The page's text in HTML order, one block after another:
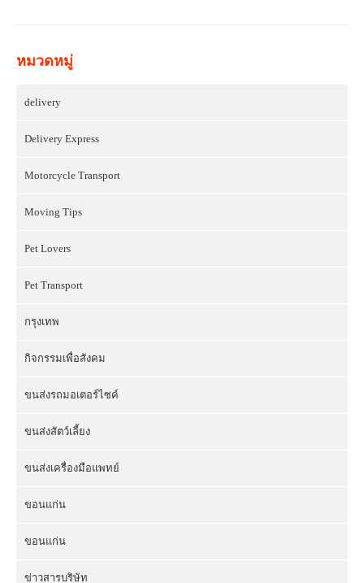
หมวดหมู่
delivery
Delivery Express
Motorcycle Transport
Moving Tips
Pet Lovers
Pet Transport
กรุงเทพ
กิจกรรมเพื่อสังคม
ขนส่งรถมอเตอร์ไซค์
ขนส่งสัตว์เลี้ยง
ขนส่งเครื่องมือแพทย์
ขอนแก่น
ขอนแก่น
ข่าวสารบริษัท